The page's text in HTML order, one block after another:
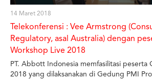
14 Maret 2018
Telekonferensi : Vee Armstrong
Regulatory, asal Australia) dengan
Workshop Live 2018
PT. Abbott Indonesia memfasilitasi peserta
2018 yang dilaksanakan di Gedung PMI